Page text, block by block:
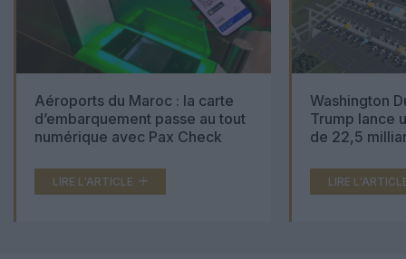
Aéroports du Maroc : la carte
d’embarquement passe au tout
numérique avec Pax Check
LIRE L'ARTICLE
Washington
Trump lance
de 22,5
LIRE